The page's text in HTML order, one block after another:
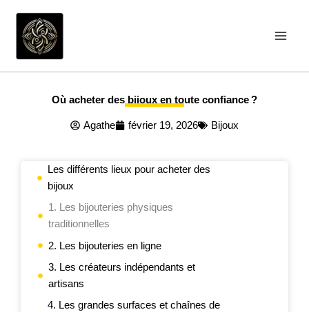
contenu
Où acheter des bijoux en toute confiance ?
Agathe février 19, 2026 Bijoux
Les différents lieux pour acheter des
bijoux
1. Les bijouteries physiques
traditionnelles
2. Les bijouteries en ligne
3. Les créateurs indépendants et
artisans
4. Les grandes surfaces et chaînes de